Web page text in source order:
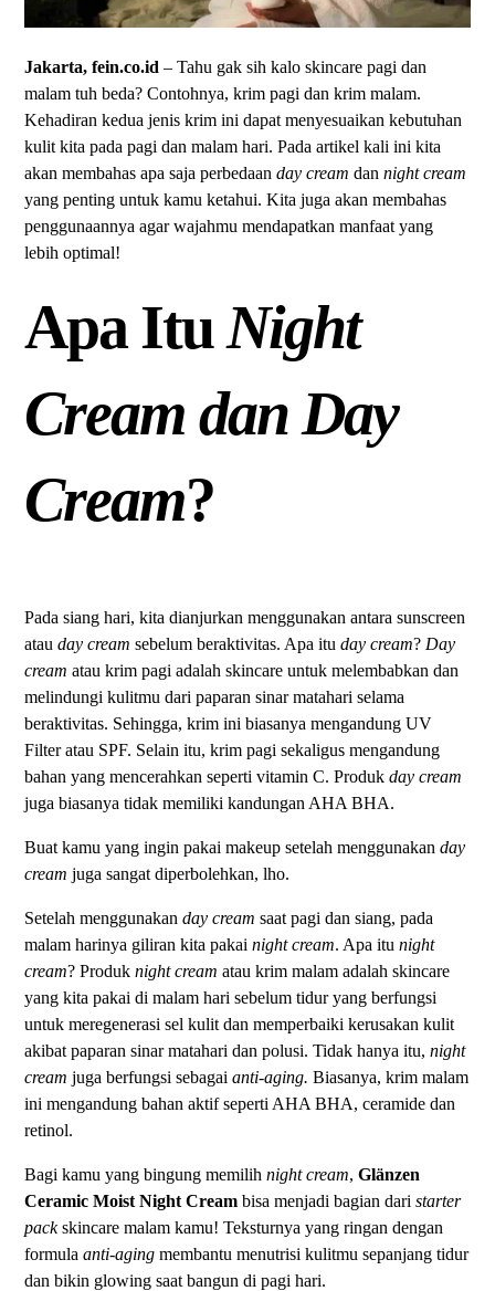
Jakarta, fein.co.id – Tahu gak sih kalo skincare pagi dan
malam tuh beda? Contohnya, krim pagi dan krim malam.
Kehadiran kedua jenis krim ini dapat menyesuaikan kebutuhan
kulit kita pada pagi dan malam hari. Pada artikel kali ini kita
akan membahas apa saja perbedaanday creamdannight cream
yang penting untuk kamu ketahui. Kita juga akan membahas
penggunaannya agar wajahmu mendapatkan manfaat yang
lebih optimal!
Apa ItuNight
Cream dan Day
Cream?
Pada siang hari, kita dianjurkan menggunakan antara sunscreen
atauday cream sebelum beraktivitas. Apa ituday cream? Day
cream atau krim pagi adalah skincare untuk melembabkan dan
melindungi kulitmu dari paparan sinar matahari selama
beraktivitas. Sehingga, krim ini biasanya mengandung UV
Filter atau SPF. Selain itu, krim pagi sekaligus mengandung
bahan yang mencerahkan seperti vitamin C. Produkday cream
juga biasanya tidak memiliki kandungan AHA BHA.
Buat kamu yang ingin pakai makeup setelah menggunakanday
cream juga sangat diperbolehkan, lho.
Setelah menggunakanday cream saat pagi dan siang, pada
malam harinya giliran kita pakainight cream. Apa itunight
cream? Produknight cream atau krim malam adalah skincare
yang kita pakai di malam hari sebelum tidur yang berfungsi
untuk meregenerasi sel kulit dan memperbaiki kerusakan kulit
akibat paparan sinar matahari dan polusi. Tidak hanya itu,night
cream juga berfungsi sebagaianti-aging. Biasanya, krim malam
ini mengandung bahan aktif seperti AHA BHA, ceramide dan
retinol.
Bagi kamu yang bingung memilihnight cream,Glänzen
Ceramic Moist Night Cream bisa menjadi bagian daristarter
packskincare malam kamu! Teksturnya yang ringan dengan
formulaanti-aging membantu menutrisi kulitmu sepanjang tidur
dan bikin glowing saat bangun di pagi hari.